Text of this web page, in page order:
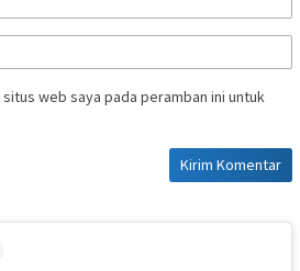
web saya pada peramban ini untuk